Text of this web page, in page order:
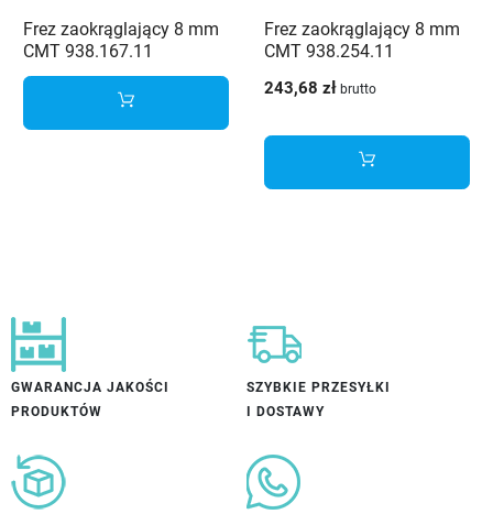
Frez zaokrąglający 8 mm
CMT 938.167.11
Frez zaokrąglający 8 mm
CMT 938.254.11
243,68 zł brutto
GWARANCJA JAKOŚCI
PRODUKTÓW
SZYBKIE PRZESYŁKI
I DOSTAWY